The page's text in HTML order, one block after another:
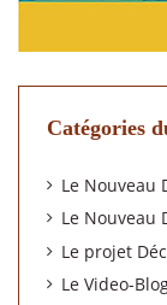
Catégories
Le Nouveau
Le Nouveau
Le projet
Le Video-